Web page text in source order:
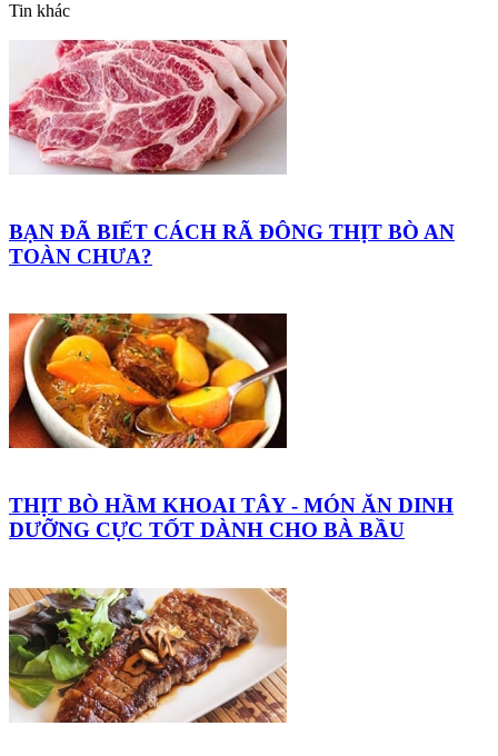
Tin khác
BẠN ĐÃ BIẾT CÁCH RÃ ĐÔNG THỊT BÒ AN
TOÀN CHƯA?
THỊT BÒ HẦM KHOAI TÂY - MÓN ĂN DINH
DƯỠNG CỰC TỐT DÀNH CHO BÀ BẦU